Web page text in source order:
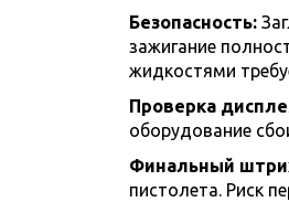
Безопасность:
зажигание
жидкостями
Проверка
оборудование
Финальный
пистолета. Риск